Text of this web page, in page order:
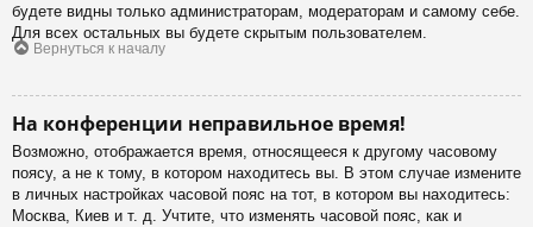
будете видны только администраторам, модераторам и самому себе.
Для всех остальных вы будете скрытым пользователем.
Вернуться к началу
На конференции неправильное время!
Возможно, отображается время, относящееся к другому часовому
поясу, а не к тому, в котором находитесь вы. В этом случае измените
в личных настройках часовой пояс на тот, в котором вы находитесь:
Москва, Киев и т. д. Учтите, что изменять часовой пояс, как и